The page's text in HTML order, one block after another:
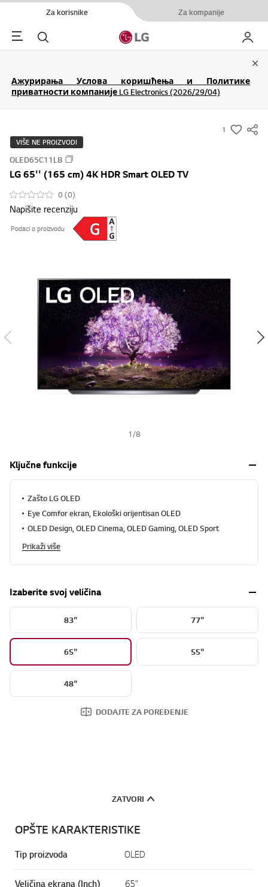
Za korisnike Za kompanije
Menu Pretraga Moj LG
Ажурирања Услова коришћења и Политике
приватности компаније LG Electronics (2026/29/04)
1
s
VIŠE NE PROIZVODI
OLED65C11LB
LG 65'' (165 cm) 4K HDR Smart OLED TV
0 (0)
Napišite recenziju
Podaci o proizvodu
1 /8
Ključne funkcije
Zašto LG OLED
Eye Comfor ekran, Ekološki orijentisan OLED
OLED Design, OLED Cinema, OLED Gaming, OLED Sport
Prikaži više
Izaberite svoj veličina
83" 77"
65" 55"
48"
DODAJTE ZA POREĐENJE
ZATVORI
OPŠTE KARAKTERISTIKE
Tip proizvoda OLED
Veličina ekrana (Inch) 65"